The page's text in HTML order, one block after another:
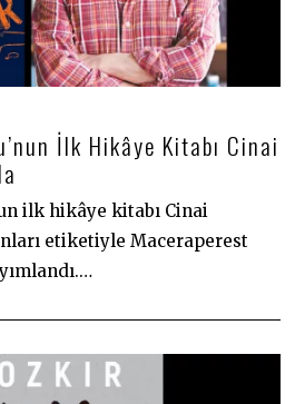
İlk Hikâye Kitabı Cinai
ilk hikâye kitabı Cinai
etiketiyle Maceraperest